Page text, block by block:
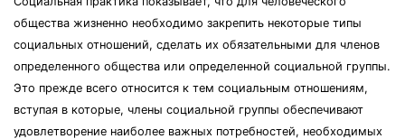
общества жизненно необходимо закрепить некоторые типы
социальных отношений, сделать их обязательными для членов
определенного общества или определенной социальной группы.
Это прежде всего относится к тем социальным отношениям,
вступая в которые, члены социальной группы обеспечивают
удовлетворение наиболее важных потребностей, необходимых